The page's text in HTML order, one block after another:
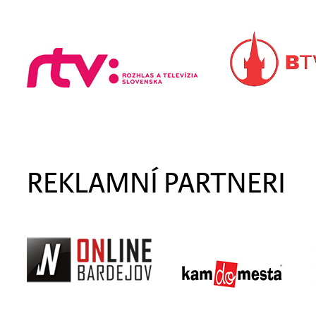
REKLAMNÍ PARTNERI